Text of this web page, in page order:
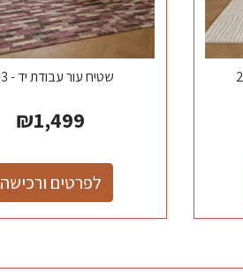
שטיח עור עבודת יד - 083
₪1,499
לפרטים ורכישה